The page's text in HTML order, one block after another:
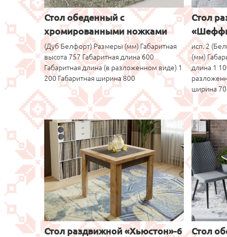
Стол обеденный с
хромированными ножками
«Лион»-11 899р
(Дуб Белфорт) Размеры (мм) Габаритная
высота 757 Габаритная длина 600
Габаритная длина (в разложенном виде) 1
200 Габаритная ширина 800
Стол
исп. 2
(мм)
длина 1
ширина
Стол раздвижной «Хьюстон»-6
Стол